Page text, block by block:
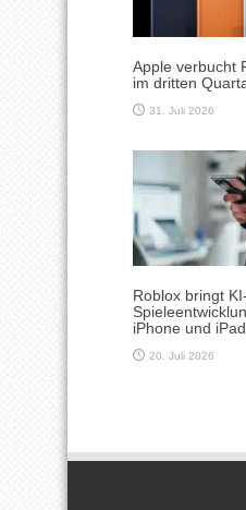
Apple verbucht
im dritten
31. Juli 2026
Roblox bringt
iPhone und iPad
20. Juli 2026